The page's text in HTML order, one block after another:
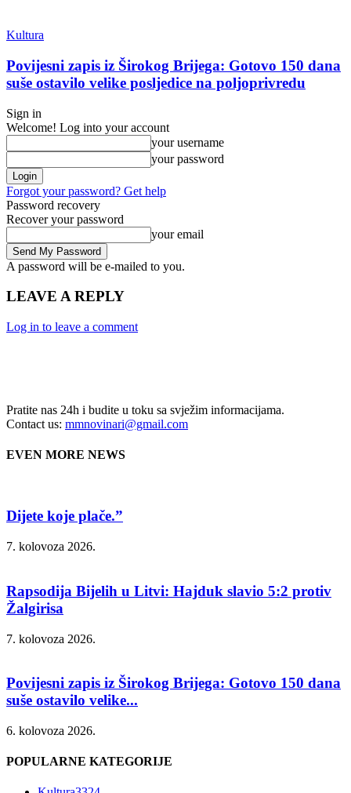
Kultura
Povijesni zapis iz Širokog Brijega: Gotovo 150 dana
suše ostavilo velike posljedice na poljoprivredu
Sign in
Welcome! Log into your account
your username
your password
Forgot your password? Get help
Password recovery
Recover your password
your email
A password will be e-mailed to you.
LEAVE A REPLY
Log in to leave a comment
Pratite nas 24h i budite u toku sa svježim informacijama.
Contact us: mmnovinari@gmail.com
EVEN MORE NEWS
Dijete koje plače.”
7. kolovoza 2026.
Rapsodija Bijelih u Litvi: Hajduk slavio 5:2 protiv
Žalgirisa
7. kolovoza 2026.
Povijesni zapis iz Širokog Brijega: Gotovo 150 dana
suše ostavilo velike...
6. kolovoza 2026.
POPULARNE KATEGORIJE